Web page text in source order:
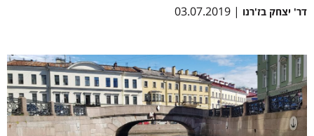
דר' יצחק בז'רנו | 03.07.2019